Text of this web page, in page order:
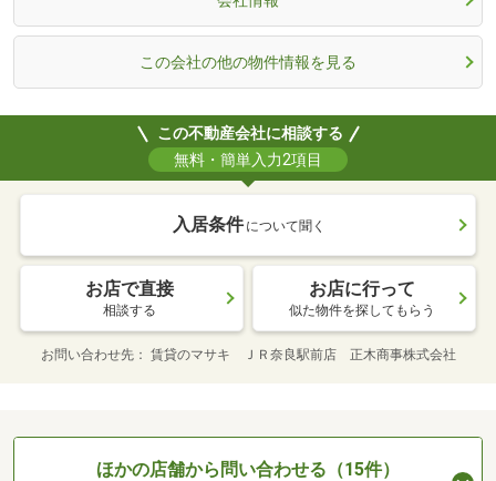
この会社の他の物件情報を見る
この不動産会社に相談する
無料・簡単入力2項目
入居条件 について聞く
お店で直接
相談する
お店に行って
似た物件を探してもらう
お問い合わせ先 賃貸のマサキ ＪＲ奈良駅前店 正木商事株式会社
ほかの店舗から問い合わせる（15件）